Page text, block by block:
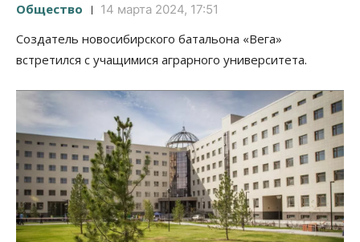
Общество 14 марта 2024, 17:51
Создатель новосибирского батальона «Вега»
встретился с учащимися аграрного университета.